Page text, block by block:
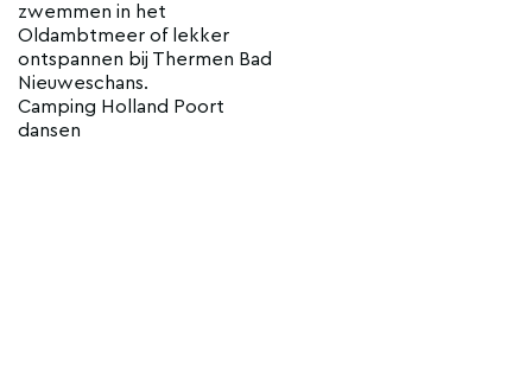
zwemmen in het
Oldambtmeer of lekker
ontspannen bij Thermen Bad
Nieuweschans.
Camping Holland Poort
dansen